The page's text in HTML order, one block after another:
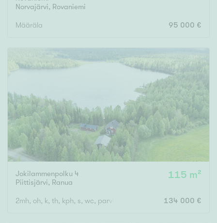
Norvajärvi, Rovaniemi
Määräla 95 000 €
Jokilammenpolku 4
Piittisjärvi, Ranua
115 m²
2mh, oh, k, th, kph, s, wc, parvi 134 000 €